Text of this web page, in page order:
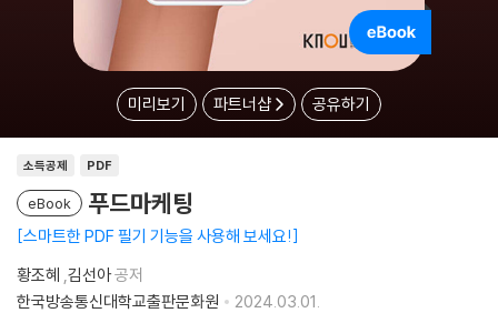
미리보기 파트너샵 공유하기
소득공제 PDF
eBook 푸드마케팅
스마트한 PDF 필기 기능을 사용해 보세요!
황조혜 ,김선아공저
한국방송통신대학교출판문화원
2024.03.01.